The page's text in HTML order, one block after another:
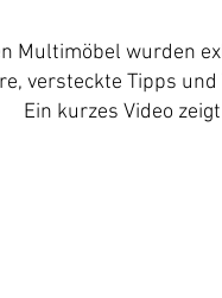
Multimöbel wurden
versteckte Tipps
Ein kurzes Video